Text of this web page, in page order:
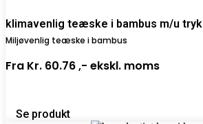
klimavenlig teæske i bambus m/u tryk
Miljøvenlig teæske i bambus
Fra Kr. 60.76 ,- ekskl. moms
Se produkt